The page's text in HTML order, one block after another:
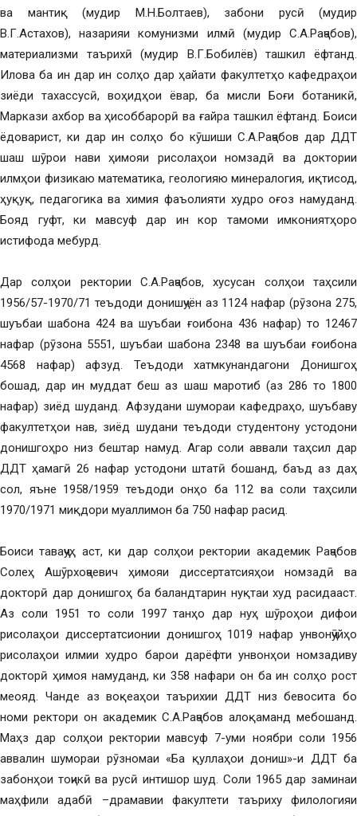
ва мантиқ (мудир М.Н.Болтаев), забони русӣ (мудир
В.Г.Астахов), назарияи комунизми илмӣ (мудир С.А.Раҷабов),
материализми таърихӣ (мудир В.Г.Бобилёв) ташкил ёфтанд.
Илова ба ин дар ин солҳо дар ҳайати факултетҳо кафедраҳои
зиёди тахассусӣ, воҳидҳои ёвар, ба мисли Боғи ботаникӣ,
Маркази ахбор ва ҳисоббарорӣ ва ғайра ташкил ёфтанд. Боиси
ёдоварист, ки дар ин солҳо бо кӯшиши С.А.Раҷабов дар ДДТ
шаш шӯрои нави ҳимояи рисолаҳои номзадӣ ва доктории
илмҳои физикаю математика, геологияю минералогия, иқтисод,
ҳуқуқ, педагогика ва химия фаъолияти худро оғоз намуданд.
Бояд гуфт, ки мавсуф дар ин кор тамоми имкониятҳоро
истифода мебурд.
Дар солҳои ректории С.А.Раҷабов, хусусан солҳои таҳсили
1956/57-1970/71 теъдоди донишҷуён аз 1124 нафар (рӯзона 275,
шуъбаи шабона 424 ва шуъбаи ғоибона 436 нафар) то 12467
нафар (рӯзона 5551, шуъбаи шабона 2348 ва шуъбаи ғоибона
4568 нафар) афзуд. Теъдоди хатмкунандагони Донишгоҳ
бошад, дар ин муддат беш аз шаш маротиб (аз 286 то 1800
нафар) зиёд шуданд. Афзудани шумораи кафедраҳо, шуъбаву
факултетҳои нав, зиёд шудани теъдоди студентону устодони
донишгоҳро низ бештар намуд. Агар соли аввали таҳсил дар
ДДТ ҳамагӣ 26 нафар устодони штатӣ бошанд, баъд аз даҳ
сол, яъне 1958/1959 теъдоди онҳо ба 112 ва соли таҳсили
1970/1971 миқдори муаллимон ба 750 нафар расид.
Боиси таваҷҷуҳ аст, ки дар солҳои ректории академик Раҷабов
Солеҳ Ашӯрхоҷаевич ҳимояи диссертатсияҳои номзадӣ ва
докторӣ дар донишгоҳ ба баландтарин нуқтаи худ расидааст.
Аз соли 1951 то соли 1997 танҳо дар нуҳ шӯроҳои дифои
рисолаҳои диссертатсионии донишгоҳ 1019 нафар унвонҷӯйҳо
рисолаҳои илмии худро барои дарёфти унвонҳои номзадиву
докторӣ ҳимоя намуданд, ки 358 нафари он ба ин солҳо рост
меояд. Чанде аз воқеаҳои таърихии ДДТ низ бевосита бо
номи ректори он академик С.А.Раҷабов алоқаманд мебошанд.
Маҳз дар солҳои ректории мавсуф 7-уми ноябри соли 1956
аввалин шумораи рӯзномаи «Ба қуллаҳои дониш»-и ДДТ ба
забонҳои тоҷикӣ ва русӣ интишор шуд. Соли 1965 дар заминаи
маҳфили адабӣ –драмавии факултети таъриху филологияи